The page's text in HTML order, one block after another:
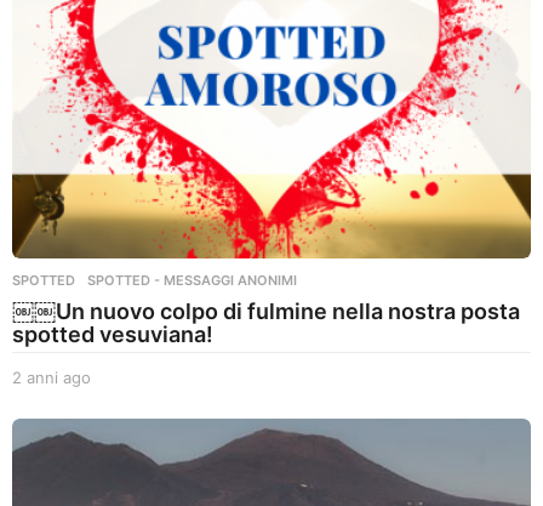
SPOTTED ,SPOTTED - MESSAGGI ANONIMI
￼￼Un nuovo colpo di fulmine nella nostra posta
spotted vesuviana!
2 anni ago
n
n